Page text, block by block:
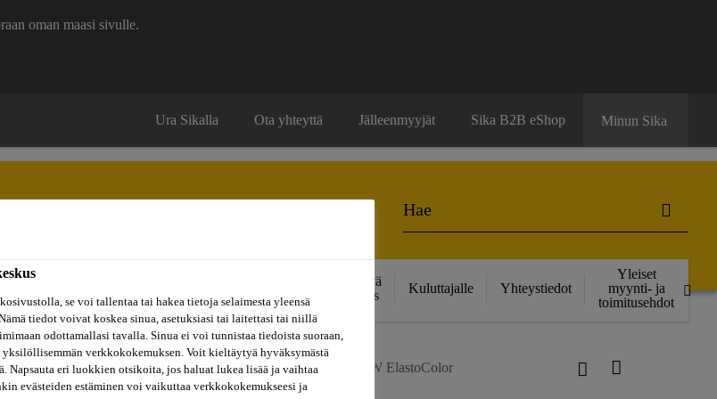
oman maasi sivulle.
Ura Sikalla Ota yhteyttä Jälleenmyyjät Sika B2B eShop Minun Sika
konseptit
meistä
Kestävä
kehitys
Kuluttajalle Yhteystiedot
Yleiset
myynti- ja
toimitusehdot
pintakäsittelyt / julkisivupinnoitteet Sikagard®-675 W ElastoColor
se voi tallentaa tai hakea tietoja selaimesta yleensä
tiedot voivat koskea sinua, asetuksiasi tai laitettasi tai niillä
odottamallasi tavalla. Sinua ei voi tunnistaa tiedoista suoraan,
verkkokokemuksen. Voit kieltäytyä hyväksymästä
Napsauta eri luokkien otsikoita, jos haluat lukea lisää ja vaihtaa
evästeiden estäminen voi vaikuttaa verkkokokemukseesi ja